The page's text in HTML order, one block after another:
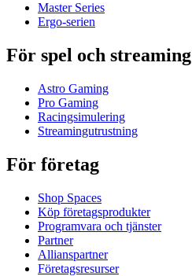
Master Series
Ergo-serien
För spel och streaming
Astro Gaming
Pro Gaming
Racingsimulering
Streamingutrustning
För företag
Shop Spaces
Köp företagsprodukter
Programvara och tjänster
Partner
Allianspartner
Företagsresurser